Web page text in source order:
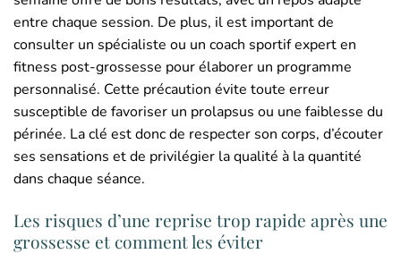
entre chaque session. De plus, il est important de
consulter un spécialiste ou un coach sportif expert en
fitness post-grossesse pour élaborer un programme
personnalisé. Cette précaution évite toute erreur
susceptible de favoriser un prolapsus ou une faiblesse du
périnée. La clé est donc de respecter son corps, d’écouter
ses sensations et de privilégier la qualité à la quantité
dans chaque séance.
Les risques d’une reprise trop rapide après une
grossesse et comment les éviter